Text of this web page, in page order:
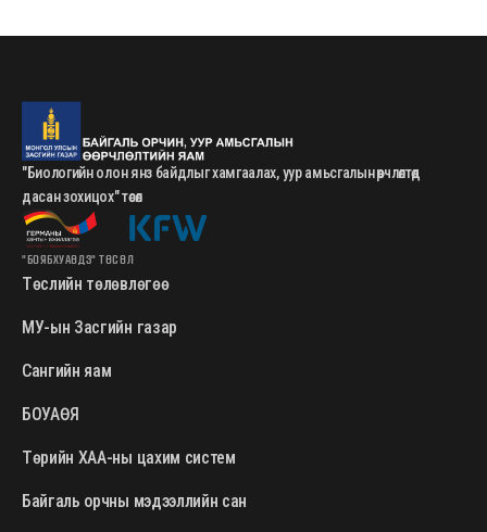
"Биологийн олон янз байдлыг хамгаалах, уур амьсгалын өөрчлөлтөд
дасан зохицох" төсөл
"БОЯБХУАӨДЗ" ТӨСӨЛ
Төслийн төлөвлөгөө
МУ-ын Засгийн газар
Сангийн яам
БОУАӨЯ
Төрийн ХАА-ны цахим систем
Байгаль орчны мэдээллийн сан